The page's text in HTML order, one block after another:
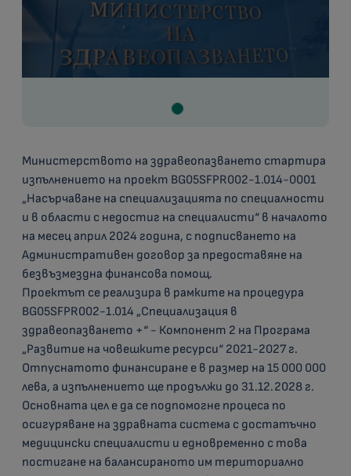
Министерството на здравеопазването стартира
изпълнението на проект BG05SFPR002-1.014-0001
„Насърчаване на специализацията по специалности
и в области с недостиг на специалисти“ в началото
на месец април 2024 година, с подписването на
Административен договор за предоставяне на
безвъзмездна финансова помощ.
Проектът се реализира в рамките на процедура
BG05SFPR002-1.014 „Специализация в
здравеопазването +“ - Компонент 2 на Програма
„Развитие на човешките ресурси“ 2021-2027 г.
Отпуснатото финансиране е в размер на 15 000 000
лева, а изпълнението ще продължи до 31.12.2028 г.
Основната цел е да се подпомогне процеса по
осигуряване на здравната система с достатъчно
медицински специалисти и едновременно с това
постигане на балансираното им териториално